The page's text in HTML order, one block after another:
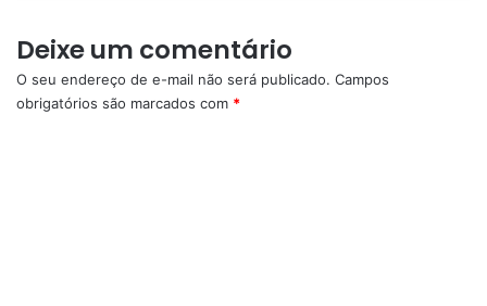
Deixe um comentário
O seu endereço de e-mail não será publicado. Campos
obrigatórios são marcados com *